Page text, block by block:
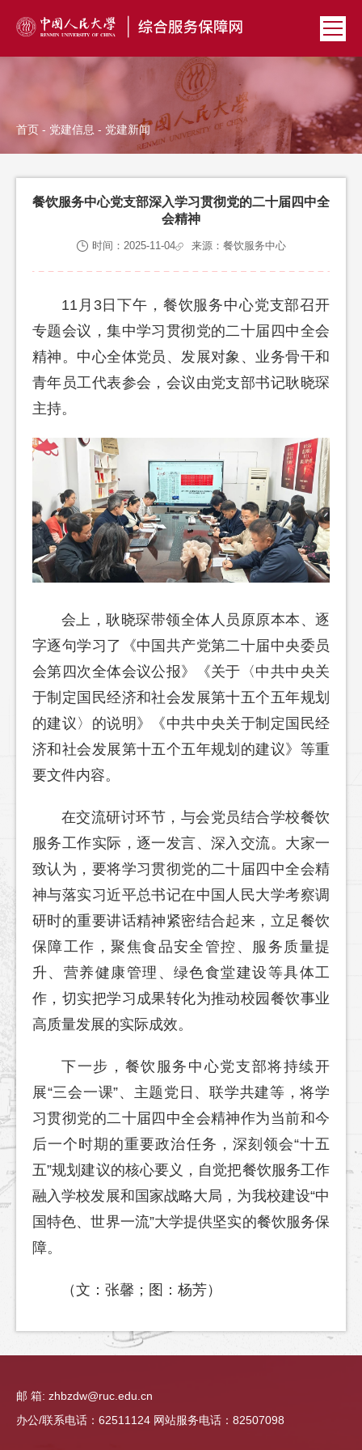
首页 - 党建信息 - 党建新闻
餐饮服务中心党支部深入学习贯彻党的二十届四中全
会精神
时间：2025-11-04 来源：餐饮服务中心
11月3日下午，餐饮服务中心党支部召开
专题会议，集中学习贯彻党的二十届四中全会
精神。中心全体党员、发展对象、业务骨干和
青年员工代表参会，会议由党支部书记耿晓琛
主持。
会上，耿晓琛带领全体人员原原本本、逐
字逐句学习了《中国共产党第二十届中央委员
会第四次全体会议公报》《关于〈中共中央关
于制定国民经济和社会发展第十五个五年规划
的建议〉的说明》《中共中央关于制定国民经
济和社会发展第十五个五年规划的建议》等重
要文件内容。
在交流研讨环节，与会党员结合学校餐饮
服务工作实际，逐一发言、深入交流。大家一
致认为，要将学习贯彻党的二十届四中全会精
神与落实习近平总书记在中国人民大学考察调
研时的重要讲话精神紧密结合起来，立足餐饮
保障工作，聚焦食品安全管控、服务质量提
升、营养健康管理、绿色食堂建设等具体工
作，切实把学习成果转化为推动校园餐饮事业
高质量发展的实际成效。
下一步，餐饮服务中心党支部将持续开
展“三会一课”、主题党日、联学共建等，将学
习贯彻党的二十届四中全会精神作为当前和今
后一个时期的重要政治任务，深刻领会“十五
五”规划建议的核心要义，自觉把餐饮服务工作
融入学校发展和国家战略大局，为我校建设“中
国特色、世界一流”大学提供坚实的餐饮服务保
障。
（文：张馨；图：杨芳）
邮 箱: zhbzdw@ruc.edu.cn
办公/联系电话：62511124 网站服务电话：82507098